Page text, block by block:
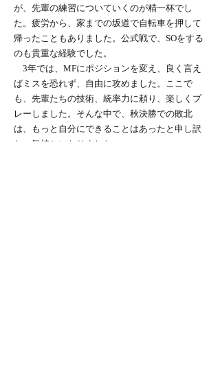
が、先輩の練習についていくのが精一杯でし
た。疲労から、家までの坂道で自転車を押して
帰ったこともありました。公式戦で、SOをする
のも貴重な経験でした。
3年では、MFにポジションを変え、良く言え
ばミスを恐れず、自由に攻めました。ここで
も、先輩たちの技術、統率力に頼り、楽しくプ
レーしました。そんな中で、秋決勝での敗北
は、もっと自分にできることはあったと申し訳
ない気持ちになりました。